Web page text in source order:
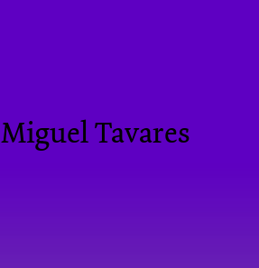
Miguel Tavares